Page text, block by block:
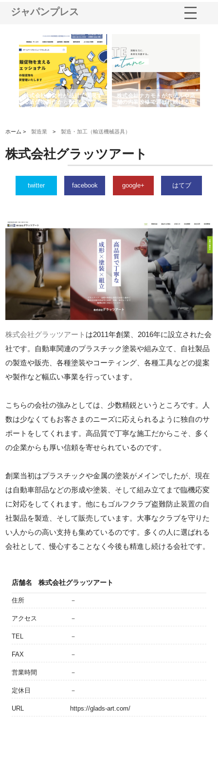
ジャパンプレス
株式会社耕文社が品川で実現す
る販促物製作から配送までワン
ストップ対応
株式会社ナカモトがホテルや店
舗の内装改修で選ばれ続ける理
由
ホーム >製造業 >製造・加工（輸送機械器具）
株式会社グラッツアート
twitter facebook google+ はてブ
株式会社グラッツアート は2011年創業、2016年に設立された会
社です。自動車関連のプラスチック塗装や組み立て、自社製品
の製造や販売、各種塗装やコーティング、各種工具などの提案
や製作など幅広い事業を行っています。
こちらの会社の強みとしては、少数精鋭というところです。人
数は少なくてもお客さまのニーズに応えられるように独自のサ
ポートをしてくれます。高品質で丁寧な施工だからこそ、多く
の企業からも厚い信頼を寄せられているのです。
創業当初はプラスチックや金属の塗装がメインでしたが、現在
は自動車部品などの形成や塗装、そして組み立てまで臨機応変
に対応をしてくれます。他にもゴルフクラブ盗難防止装置の自
社製品を製造、そして販売しています。大事なクラブを守りた
い人からの高い支持も集めているのです。多くの人に選ばれる
会社として、慢心することなく今後も精進し続ける会社です。
店舗名 株式会社グラッツアート
住所 －
アクセス －
TEL －
FAX －
営業時間 －
定休日 －
URL https://glads-art.com/